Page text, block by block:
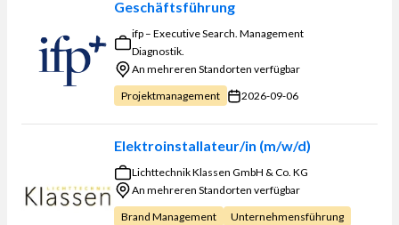
Geschäftsführung
ifp – Executive Search. Management
Diagnostik.
An mehreren Standorten verfügbar
Projektmanagement
2026-09-06
Elektroinstallateur/in (m/w/d)
Lichttechnik Klassen GmbH & Co. KG
An mehreren Standorten verfügbar
Brand Management
Unternehmensführung